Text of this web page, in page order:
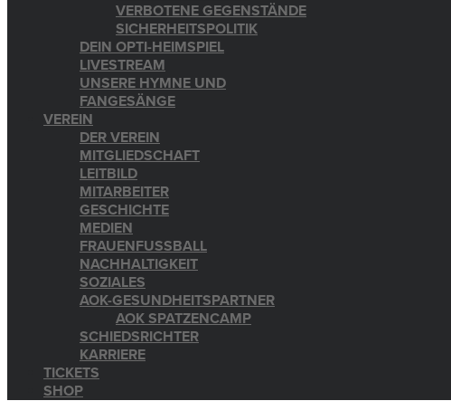
VERBOTENE GEGENSTÄNDE
SICHERHEITSPOLITIK
DEIN OPTI-HEIMSPIEL
LIVESTREAM
UNSERE HYMNE UND
FANGESÄNGE
VEREIN
DER VEREIN
MITGLIEDSCHAFT
LEITBILD
MITARBEITER
GESCHICHTE
MEDIEN
FRAUENFUSSBALL
NACHHALTIGKEIT
SOZIALES
AOK-GESUNDHEITSPARTNER
AOK SPATZENCAMP
SCHIEDSRICHTER
KARRIERE
TICKETS
SHOP